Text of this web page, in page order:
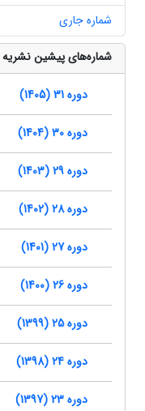
شماره جاری
شماره‌های پیشین نشریه
دوره 31 (1405)
دوره 30 (1404)
دوره 29 (1403)
دوره 28 (1402)
دوره 27 (1401)
دوره 26 (1400)
دوره 25 (1399)
دوره 24 (1398)
دوره 23 (1397)